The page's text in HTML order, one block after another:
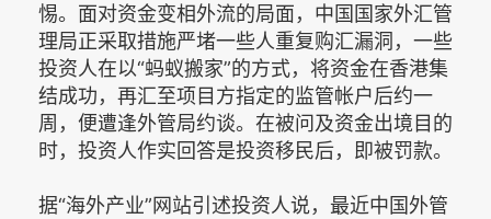
惕。面对资金变相外流的局面，中国国家外汇管
理局正采取措施严堵一些人重复购汇漏洞，一些
投资人在以“蚂蚁搬家”的方式，将资金在香港集
结成功，再汇至项目方指定的监管帐户后约一
周，便遭逢外管局约谈。在被问及资金出境目的
时，投资人作实回答是投资移民后，即被罚款。
据“海外产业”网站引述投资人说，最近中国外管